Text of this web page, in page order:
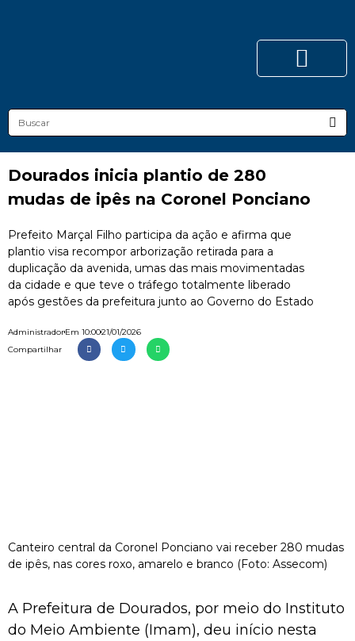
Dourados inicia plantio de 280
mudas de ipês na Coronel Ponciano
Prefeito Marçal Filho participa da ação e afirma que
plantio visa recompor arborização retirada para a
duplicação da avenida, umas das mais movimentadas
da cidade e que teve o tráfego totalmente liberado
após gestões da prefeitura junto ao Governo do Estado
AdministradorEm 10:0021/01/2026
Compartilhar
Canteiro central da Coronel Ponciano vai receber 280 mudas
de ipês, nas cores roxo, amarelo e branco (Foto: Assecom)
A Prefeitura de Dourados, por meio do Instituto
do Meio Ambiente (Imam), deu início nesta